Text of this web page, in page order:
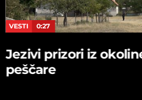
VESTI 0:27
Jezivi prizori iz
peščare